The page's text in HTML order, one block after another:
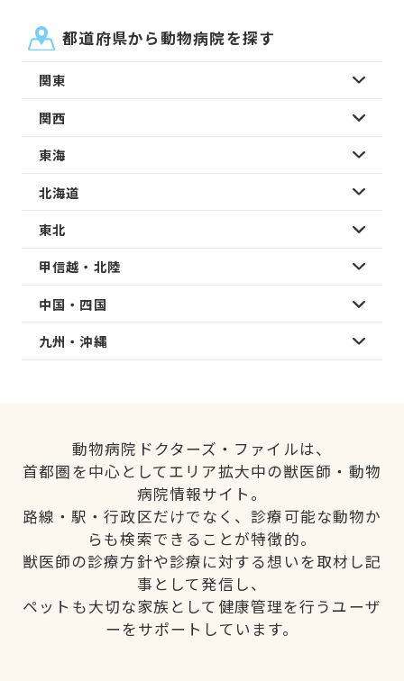
都道府県から動物病院を探す
関東
関西
東海
北海道
東北
甲信越・北陸
中国・四国
九州・沖縄
動物病院ドクターズ・ファイルは、
首都圏を中心としてエリア拡大中の獣医師・動物
病院情報サイト。
路線・駅・行政区だけでなく、診療可能な動物か
らも検索できることが特徴的。
獣医師の診療方針や診療に対する想いを取材し記
事として発信し、
ペットも大切な家族として健康管理を行うユーザ
ーをサポートしています。